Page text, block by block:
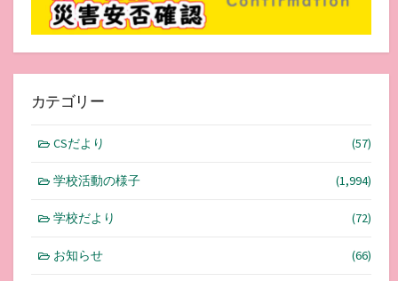
カテゴリー
CSだより (57)
学校活動の様子 (1,994)
学校だより (72)
お知らせ (66)